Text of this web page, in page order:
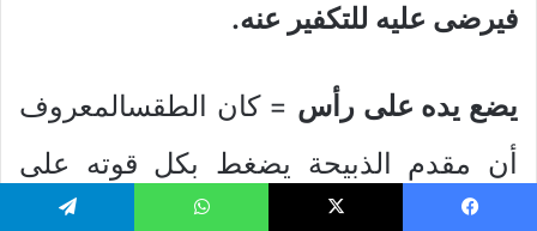
فيرضى عليه للتكفير عنه.
يضع يده على رأس = كان الطقسالمعروف
أن مقدم الذبيحة يضغط بكل قوته على
رأس الذبيحة ويقول “أتوسل إليك ياالله